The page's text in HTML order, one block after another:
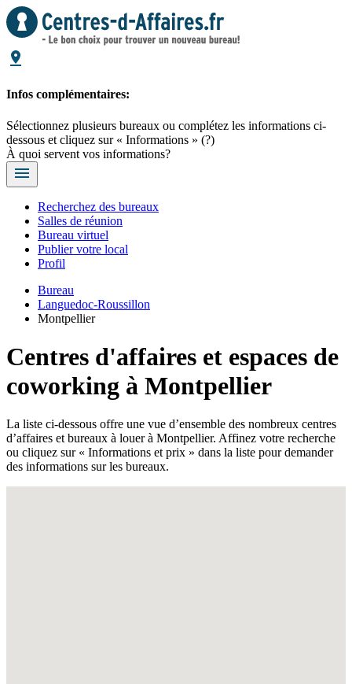
Infos complémentaires:
Sélectionnez plusieurs bureaux ou complétez les informations ci-
dessous et cliquez sur « Informations » (?)
À quoi servent vos informations?
Recherchez des bureaux
Salles de réunion
Bureau virtuel
Publier votre local
Profil
Bureau
Languedoc-Roussillon
Montpellier
Centres d'affaires et espaces de
coworking à Montpellier
La liste ci-dessous offre une vue d’ensemble des nombreux centres
d’affaires et bureaux à louer à Montpellier. Affinez votre recherche
ou cliquez sur « Informations et prix » dans la liste pour demander
des informations sur les bureaux.